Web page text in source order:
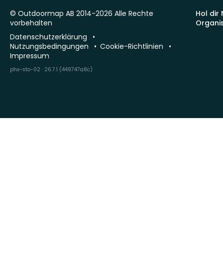
Hol dir
© Outdoormap AB 2014-2026 Alle Rechte
vorbehalten
Datenschutzerklärung
Nutzungsbedingungen
Cookie-Richtlinien
Impressum
phx-sto-02 · 26.7.1 (449747a8c)